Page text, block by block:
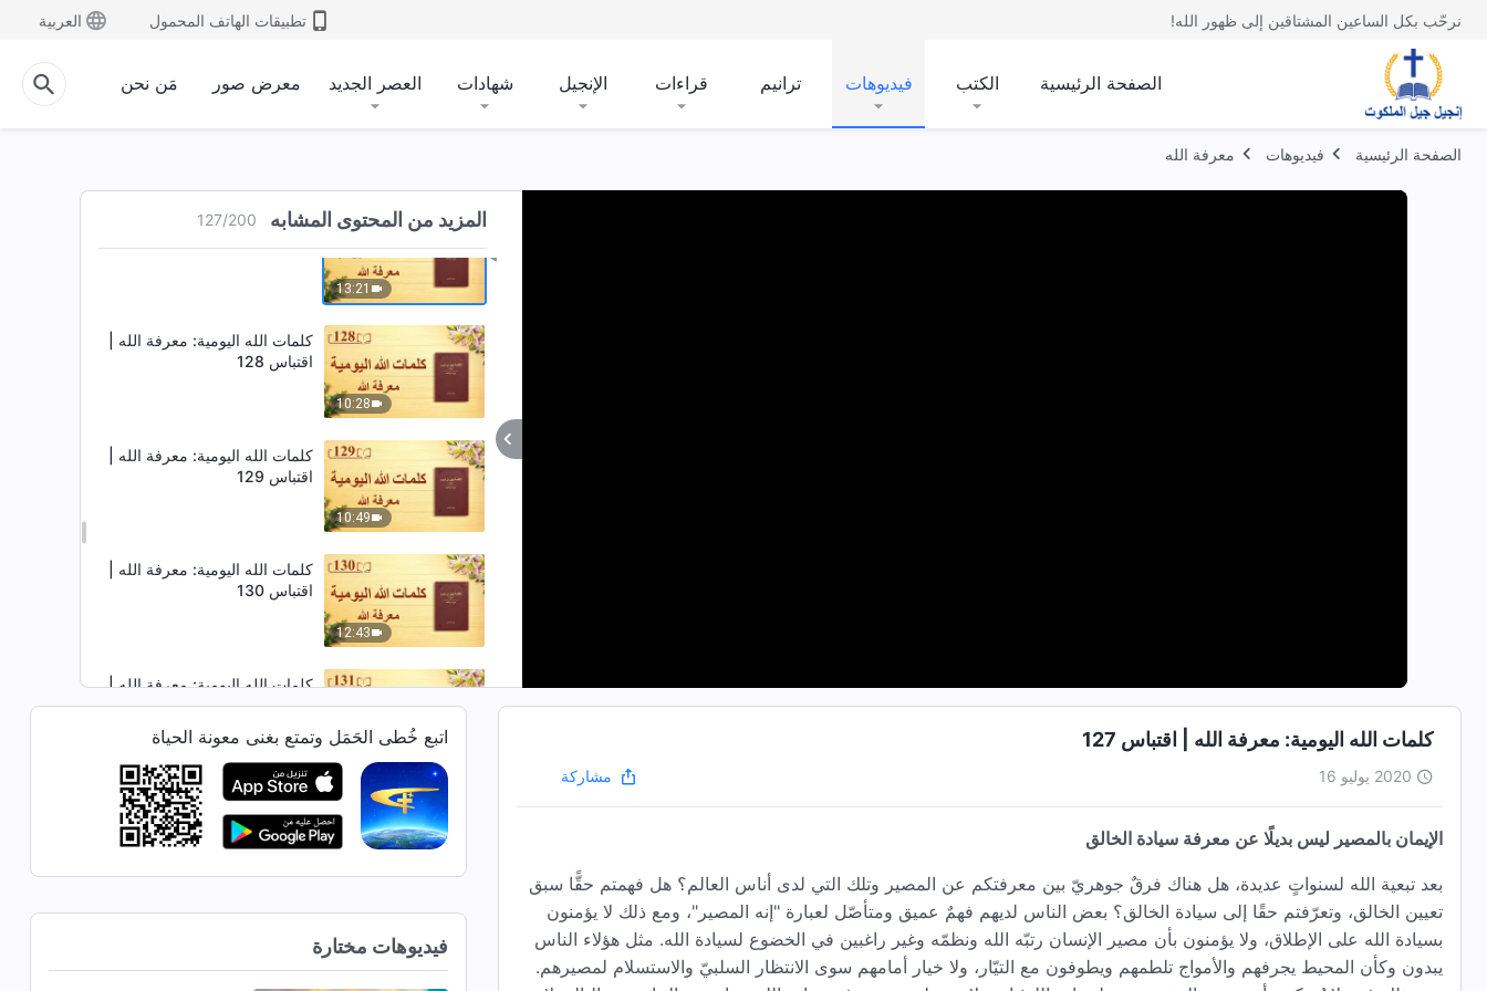
نرحّب بكل الساعين المشتاقين إلى ظهور الله! تطبيقات الهاتف المحمول العربية
الصفحة الرئيسية الكتب فيديوهات ترانيم قراءات الإنجيل شهادات العصر الجديد معرض صور مَن نحن
الصفحة الرئيسية فيديوهات معرفة الله
المزيد من المحتوى المشابه 127/200
اقتباس 125
13:21
كلمات الله اليومية: معرفة الله |
اقتباس 127
10:28
كلمات الله اليومية: معرفة الله |
اقتباس 128
10:49
كلمات الله اليومية: معرفة الله |
اقتباس 129
12:43
كلمات الله اليومية: معرفة الله |
اقتباس 130
10:21
كلمات الله اليومية: معرفة الله |
اقتباس 131
كلمات الله اليومية: معرفة الله |
اقتباس 132
كلمات الله اليومية: معرفة الله |
كلمات الله اليومية: معرفة الله | اقتباس 127
2020 يوليو 16 مشاركة
الإيمان بالمصير ليس بديلًا عن معرفة سيادة الخالق
بعد تبعية الله لسنواتٍ عديدة، هل هناك فرقٌ جوهريّ بين معرفتكم عن المصير وتلك التي لدى أناس العالم؟ هل فهمتم حقًّا سبق
تعيين الخالق، وتعرّفتم حقًا إلى سيادة الخالق؟ بعض الناس لديهم فهمٌ عميق ومتأصّل لعبارة "إنه المصير"، ومع ذلك لا يؤمنون
بسيادة الله على الإطلاق، ولا يؤمنون بأن مصير الإنسان رتبّه الله ونظمّه وغير راغبين في الخضوع لسيادة الله. مثل هؤلاء الناس
يبدون وكأن المحيط يجرفهم والأمواج تلطمهم ويطوفون مع التيّار، ولا خيار أمامهم سوى الانتظار السلبيّ والاستسلام لمصيرهم.
اتبع خُطى الحَمَل وتمتع بغنى معونة الحياة
فيديوهات مختارة